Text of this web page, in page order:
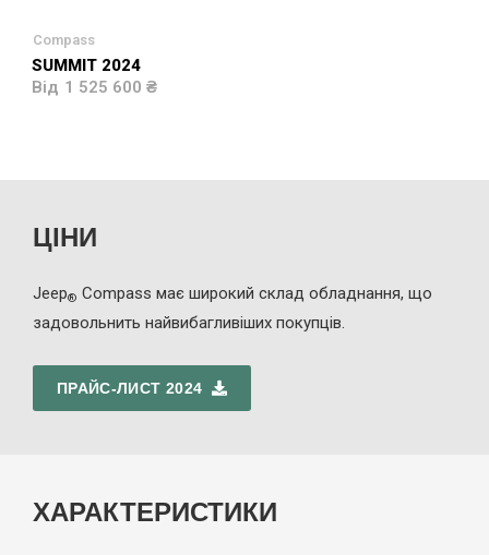
Compass
SUMMIT 2024
1 525 600 ₴
ЦІНИ
Jeep® Compass має широкий склад обладнання, що
задовольнить найвибагливіших покупців.
ПРАЙС-ЛИСТ 2024
ХАРАКТЕРИСТИКИ